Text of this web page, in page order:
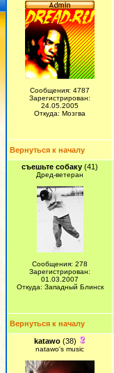
Сообщения: 4787
Зарегистрирован:
24.05.2005
Откуда: Мозгва
Вернуться к началу
съешьте собаку (41)
Дред-ветеран
Сообщения: 278
Зарегистрирован:
01.03.2007
Откуда: Западный Блинск
Вернуться к началу
katawo(38)
natawo's music